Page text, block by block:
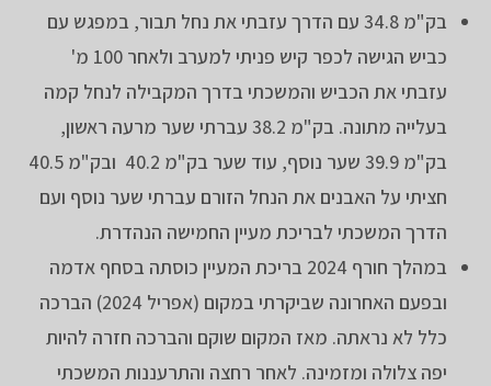
בק"מ 34.8 עם הדרך עזבתי את נחל תבור, במפגש עם
כביש הגישה לכפר קיש פניתי למערב ולאחר 100 מ'
עזבתי את הכביש והמשכתי בדרך המקבילה לנחל קמה
בעלייה מתונה. בק"מ 38.2 עברתי שער מרעה ראשון,
בק"מ 39.9 שער נוסף, עוד שער בק"מ 40.2 ובק"מ 40.5
חציתי על האבנים את הנחל הזורם עברתי שער נוסף ועם
הדרך המשכתי לבריכת מעיין החמישה הנהדרת.
במהלך חורף 2024 בריכת המעיין כוסתה בסחף אדמה
ובפעם האחרונה שביקרתי במקום (אפריל 2024) הברכה
כלל לא נראתה. מאז המקום שוקם והברכה חזרה להיות
יפה צלולה ומזמינה. לאחר רחצה והתרעננות המשכתי